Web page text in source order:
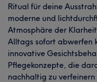
Ritual für deine
moderne und
Atmosphäre der
Alltags sofort abwerfen
innovative
Pflegekonzepte, die
nachhaltig zu